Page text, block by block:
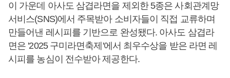
이 가운데 아사도 삼겹라면을 제외한 5종은 사회관계망
서비스(SNS)에서 주목받아 소비자들이 직접 교류하며
만들어낸 레시피를 기반으로 완성됐다. 아사도 삼겹라
면은 '2025 구미라면축제'에서 최우수상을 받은 라면 레
시피를 농심이 전수받아 제공한다.